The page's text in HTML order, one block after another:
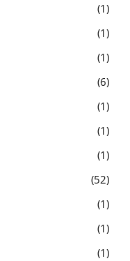
1
1
1
6
1
1
1
52
1
1
1